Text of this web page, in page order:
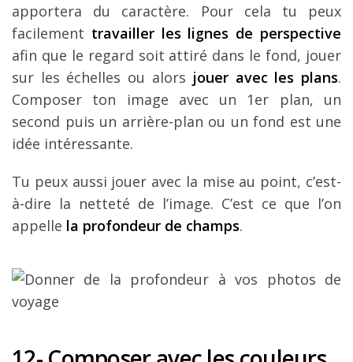
apportera du caractère.
Pour cela tu peux
facilement travailler les lignes de perspective
afin que le regard soit attiré dans le fond, jouer
sur les échelles ou alors jouer avec les plans.
Composer ton image avec un 1er plan, un
second puis un arrière-plan ou un fond est une
idée intéressante.
Tu peux aussi jouer avec la mise au point, c’est-
à-dire la netteté de l’image. C’est ce que l’on
appelle la profondeur de champs.